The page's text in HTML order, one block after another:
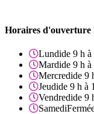
Horaires d'ouverture
Lundide 9 h
Mardide 9 h
Mercredide 9
Jeudide 9 h à
Vendredide 9
Samedi